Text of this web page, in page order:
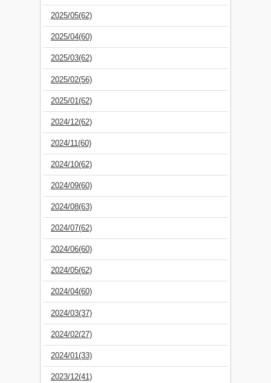
2025/05(62)
2025/04(60)
2025/03(62)
2025/02(56)
2025/01(62)
2024/12(62)
2024/11(60)
2024/10(62)
2024/09(60)
2024/08(63)
2024/07(62)
2024/06(60)
2024/05(62)
2024/04(60)
2024/03(37)
2024/02(27)
2024/01(33)
2023/12(41)